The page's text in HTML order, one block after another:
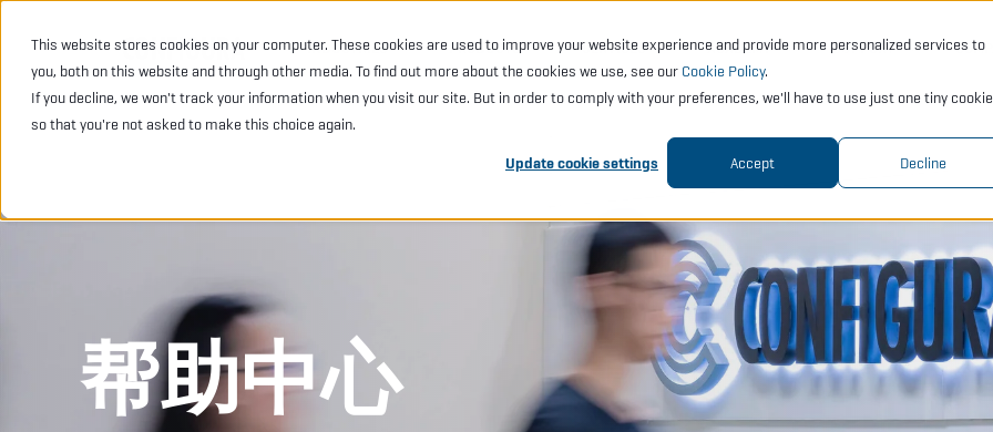
This website stores cookies on your computer. These cookies are used to improve your website experience and provide more personalized services to
you, both on this website and through other media. To find out more about the cookies we use, see our Cookie Policy.
If you decline, we won't track your information when you visit our site. But in order to comply with your preferences, we'll have to use just one tiny cookie
so that you're not asked to make this choice again.
Update cookie settings
Accept Decline
INDUSTRIES PRODUCTS SERVICES ACADEMY SUPPORT
帮助中心